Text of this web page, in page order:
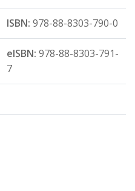
ISBN: 978-88-8303-790-0
eISBN: 978-88-8303-791-
7